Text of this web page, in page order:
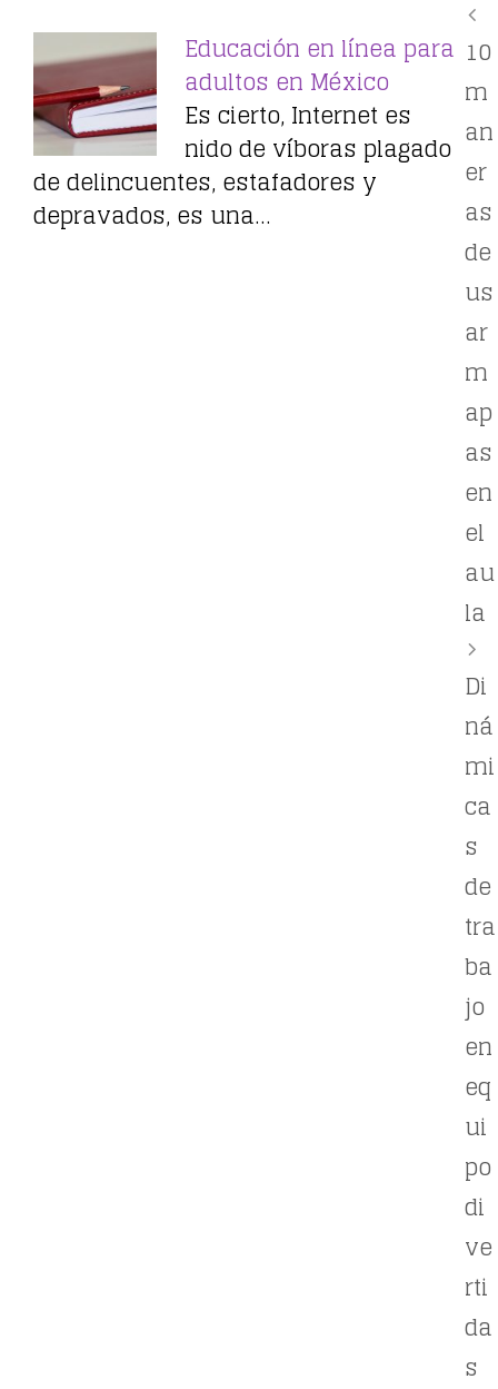
Educación en línea para
adultos en México
Es cierto, Internet es
nido de víboras plagado
de delincuentes, estafadores y
depravados, es una…
10
m
an
er
as
de
us
ar
m
ap
as
en
el
au
la
Di
ná
mi
ca
s
de
tra
ba
jo
en
eq
ui
po
di
ve
rti
da
s